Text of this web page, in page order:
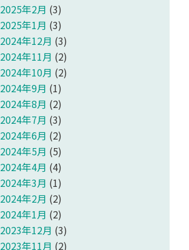
2025年2月 (3)
2025年1月 (3)
2024年12月 (3)
2024年11月 (2)
2024年10月 (2)
2024年9月 (1)
2024年8月 (2)
2024年7月 (3)
2024年6月 (2)
2024年5月 (5)
2024年4月 (4)
2024年3月 (1)
2024年2月 (2)
2024年1月 (2)
2023年12月 (3)
2023年11月 (2)